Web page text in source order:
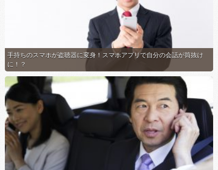
手持ちのスマホが盗聴器に変身！スマホアプリで自分の会話が筒抜け
に！？